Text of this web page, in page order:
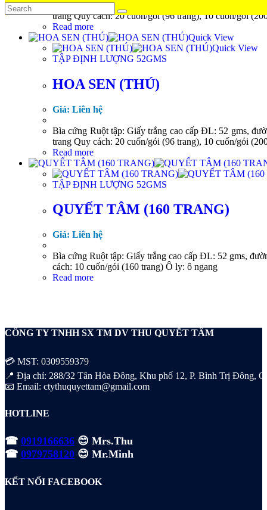
Bìa cứng Ruột tập: Giấy trắng cao cấp ĐL: 52 gms,
trang Quy cách: 20 cuốn/gói (96 trang), 10 cuốn/gói
Read more
Quick View
Quick View
TẬP ĐỊNH LƯỢNG 52GMS
HOA SEN (THÚ)
Giá: Liên hệ
Bìa cứng Ruột tập: Giấy trắng cao cấp ĐL: 52 gms,
trang Quy cách: 20 cuốn/gói (96 trang), 10 cuốn/gói
Read more
TẬP ĐỊNH LƯỢNG 52GMS
QUYẾT TÂM (160 TRANG)
Giá: Liên hệ
Bìa cứng Ruột tập: Giấy trắng cao cấp ĐL: 52 gms,
cách: 10 cuốn/gói (160 trang) Ô ly: ô ngang
Read more
CÔNG TY TNHH SX TM DV THU QUYẾT TÂM
💳 MST: 0309559379
📍 Địa chỉ: 288/32 Tân Hòa Đông, Khu phố 12, P. Bình Trị Đông,
📧 Email: ctythuquyettam@gmail.com
HOTLINE
☎ 0919166636 😊 Mrs.Thu
☎ 0979758120 😊 Mr.Minh
KẾT NỐI FACEBOOK